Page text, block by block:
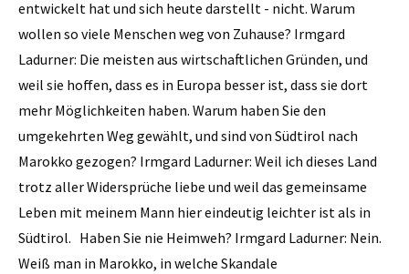
entwickelt hat und sich heute darstellt - nicht. Warum
wollen so viele Menschen weg von Zuhause? Irmgard
Ladurner: Die meisten aus wirtschaftlichen Gründen, und
weil sie hoffen, dass es in Europa besser ist, dass sie dort
mehr Möglichkeiten haben. Warum haben Sie den
umgekehrten Weg gewählt, und sind von Südtirol nach
Marokko gezogen? Irmgard Ladurner: Weil ich dieses Land
trotz aller Widersprüche liebe und weil das gemeinsame
Leben mit meinem Mann hier eindeutig leichter ist als in
Südtirol. Haben Sie nie Heimweh? Irmgard Ladurner: Nein.
Weiß man in Marokko, in welche Skandale